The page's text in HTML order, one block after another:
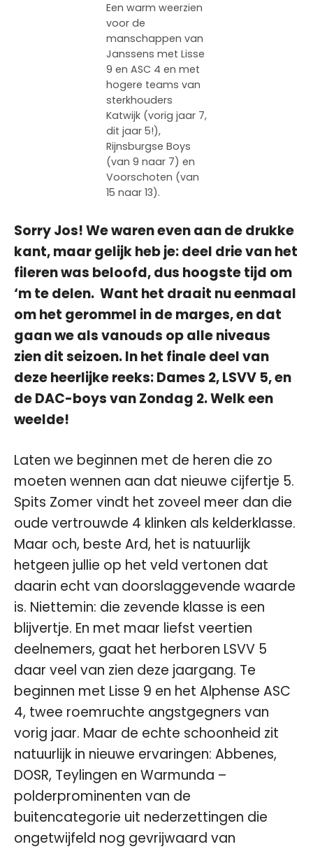
Een warm weerzien
voor de
manschappen van
Janssens met Lisse
9 en ASC 4 en met
hogere teams van
sterkhouders
Katwijk (vorig jaar 7,
dit jaar 5!),
Rijnsburgse Boys
(van 9 naar 7) en
Voorschoten (van
15 naar 13).
Sorry Jos! We waren even aan de drukke
kant, maar gelijk heb je: deel drie van het
fileren was beloofd, dus hoogste tijd om
‘m te delen. Want het draait nu eenmaal
om het gerommel in de marges, en dat
gaan we als vanouds op alle niveaus
zien dit seizoen. In het finale deel van
deze heerlijke reeks: Dames 2, LSVV 5, en
de DAC-boys van Zondag 2. Welk een
weelde!
Laten we beginnen met de heren die zo
moeten wennen aan dat nieuwe cijfertje 5.
Spits Zomer vindt het zoveel meer dan die
oude vertrouwde 4 klinken als kelderklasse.
Maar och, beste Ard, het is natuurlijk
hetgeen jullie op het veld vertonen dat
daarin echt van doorslaggevende waarde
is. Niettemin: die zevende klasse is een
blijvertje. En met maar liefst veertien
deelnemers, gaat het herboren LSVV 5
daar veel van zien deze jaargang. Te
beginnen met Lisse 9 en het Alphense ASC
4, twee roemruchte angstgegners van
vorig jaar. Maar de echte schoonheid zit
natuurlijk in nieuwe ervaringen: Abbenes,
DOSR, Teylingen en Warmunda –
polderprominenten van de
buitencategorie uit nederzettingen die
ongetwijfeld nog gevrijwaard van